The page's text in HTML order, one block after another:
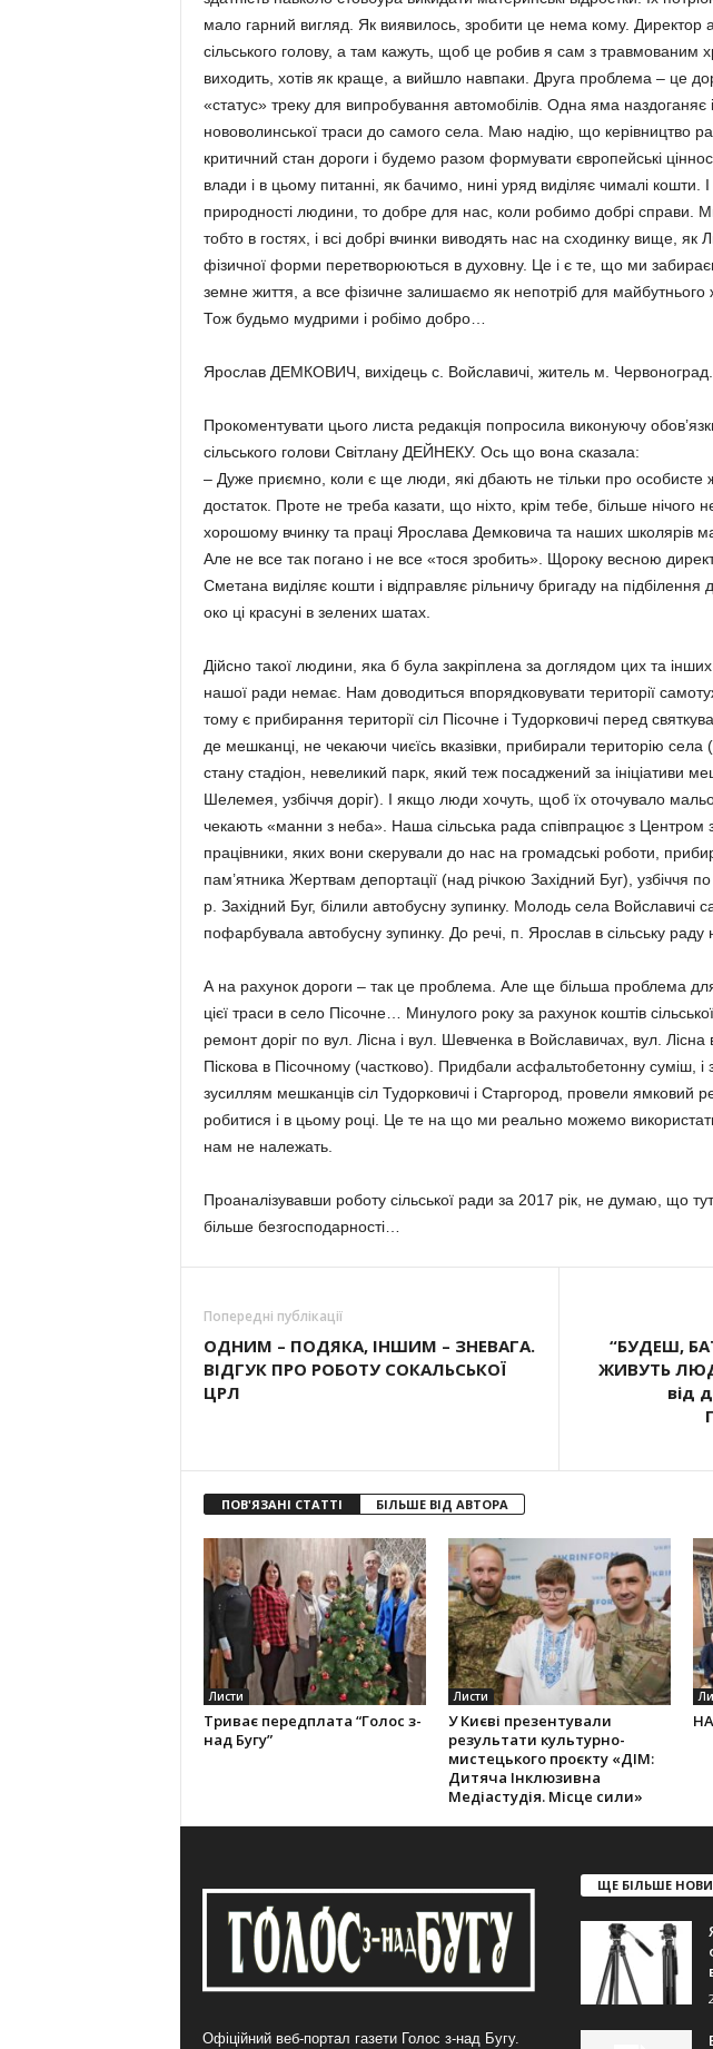
мало гарний вигляд. Як виявилось, зробити це нема кому. Директор
сільського голову, а там кажуть, щоб це робив я сам з травмованим
виходить, хотів як краще, а вийшло навпаки. Друга проблема – це
«статус» треку для випробування автомобілів. Одна яма наздоганяє
нововолинської траси до самого села. Маю надію, що керівництво
критичний стан дороги і будемо разом формувати європейські
влади і в цьому питанні, як бачимо, нині уряд виділяє чималі кошти.
природності людини, то добре для нас, коли робимо добрі справи.
тобто в гостях, і всі добрі вчинки виводять нас на сходинку вище, як
фізичної форми перетворюються в духовну. Це і є те, що ми
земне життя, а все фізичне залишаємо як непотріб для майбутнього
Тож будьмо мудрими і робімо добро…
Ярослав ДЕМКОВИЧ, вихідець с. Войславичі, житель м. Червоноград.
Прокоментувати цього листа редакція попросила виконуючу
сільського голови Світлану ДЕЙНЕКУ. Ось що вона сказала:
– Дуже приємно, коли є ще люди, які дбають не тільки про особисте
достаток. Проте не треба казати, що ніхто, крім тебе, більше нічого
хорошому вчинку та праці Ярослава Демковича та наших школярів
Але не все так погано і не все «тося зробить». Щороку весною
Сметана виділяє кошти і відправляє рільничу бригаду на
око ці красуні в зелених шатах.
Дійсно такої людини, яка б була закріплена за доглядом цих та інших
нашої ради немає. Нам доводиться впорядковувати території
тому є прибирання території сіл Пісочне і Тудорковичі перед
де мешканці, не чекаючи чиєїсь вказівки, прибирали територію
стану стадіон, невеликий парк, який теж посаджений за ініціативи
Шелемея, узбіччя доріг). І якщо люди хочуть, щоб їх оточувало
чекають «манни з неба». Наша сільська рада співпрацює з Центром
працівники, яких вони скерували до нас на громадські роботи,
пам’ятника Жертвам депортації (над річкою Західний Буг), узбіччя по
р. Західний Буг, білили автобусну зупинку. Молодь села Войславичі
пофарбувала автобусну зупинку. До речі, п. Ярослав в сільську раду
А на рахунок дороги – так це проблема. Але ще більша проблема для
цієї траси в село Пісочне… Минулого року за рахунок коштів
ремонт доріг по вул. Лісна і вул. Шевченка в Войславичах, вул. Лісна
Піскова в Пісочному (частково). Придбали асфальтобетонну суміш, і
зусиллям мешканців сіл Тудорковичі і Старгород, провели ямковий
робитися і в цьому році. Це те на що ми реально можемо
нам не належать.
Проаналізувавши роботу сільської ради за 2017 рік, не думаю, що
більше безгосподарності…
Попередні публікації
ОДНИМ – ПОДЯКА, ІНШИМ – ЗНЕВАГА.
ВІДГУК ПРО РОБОТУ СОКАЛЬСЬКОЇ
ЦРЛ
“БУДЕШ,
ЖИВУТЬ
від
ПОВ'ЯЗАНІ СТАТТІ БІЛЬШЕ ВІД АВТОРА
Листи
Триває передплата “Голос з-
над Бугу”
Листи
У Києві презентували
результати культурно-
мистецького проєкту «ДІМ:
Дитяча Інклюзивна
Медіастудія. Місце сили»
Офіційний веб-портал газети Голос з-над Бугу.
ЩЕ БІЛЬШЕ